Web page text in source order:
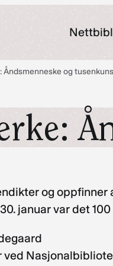
Åndsmenneske og
og
januar var det
ved